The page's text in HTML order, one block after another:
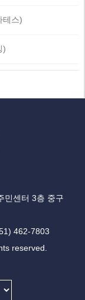
테스)
)
민센터 3층 중구
462-7803
reserved.